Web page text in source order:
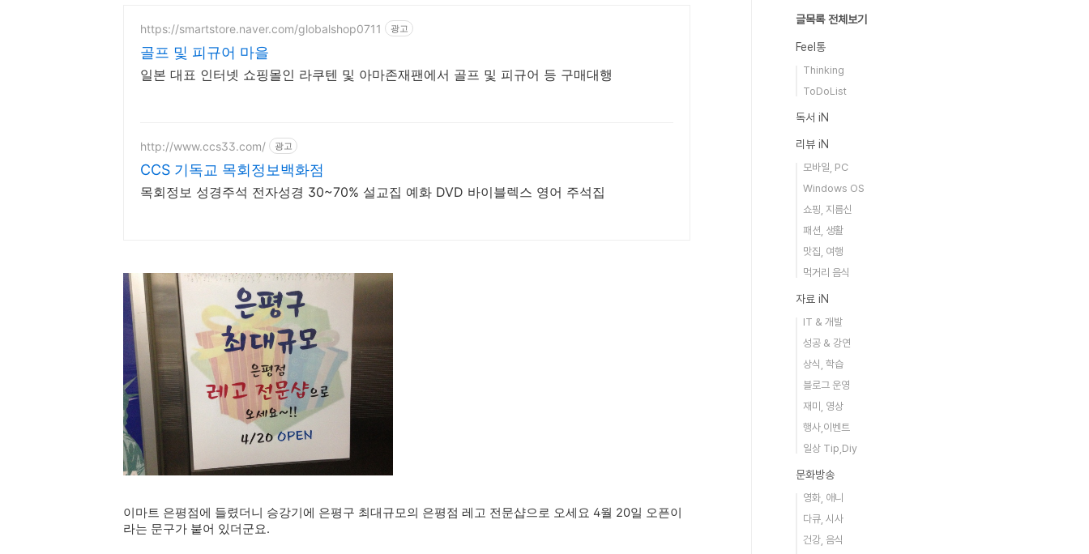
https://smartstore.naver.com/globalshop0711 광고
골프 및 피규어 마을
일본 대표 인터넷 쇼핑몰인 라쿠텐 및 아마존재팬에서 골프 및 피규어 등 구매대행
http://www.ccs33.com/ 광고
CCS 기독교 목회정보백화점
목회정보 성경주석 전자성경 30~70% 설교집 예화 DVD 바이블렉스 영어 주석집
이마트 은평점에 들렸더니 승강기에 은평구 최대규모의 은평점 레고 전문샵으로 오세요 4월 20일 오픈이
라는 문구가 붙어 있더군요.
글목록 전체보기
Feel통
Thinking
ToDoList
독서 iN
리뷰 iN
모바일, PC
Windows OS
쇼핑, 지름신
패션, 생활
맛집, 여행
먹거리 음식
자료 iN
IT & 개발
성공 & 강연
상식, 학습
블로그 운영
재미, 영상
행사,이벤트
일상 Tip,Diy
문화방송
영화, 애니
다큐, 시사
건강, 음식